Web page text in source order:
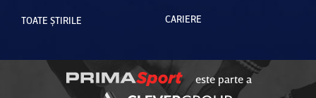
TOATE ȘTIRILE CARIERE
este parte a